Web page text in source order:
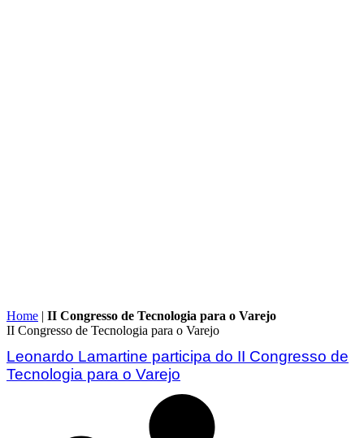
Home | II Congresso de Tecnologia para o Varejo
II Congresso de Tecnologia para o Varejo
Leonardo Lamartine participa do II Congresso de
Tecnologia para o Varejo